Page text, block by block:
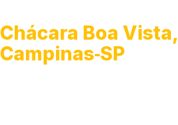
Chácara Boa Vista,
Campinas‑SP